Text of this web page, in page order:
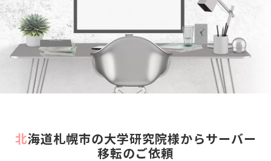
北海道札幌市の大学研究院様からサーバー
移転のご依頼